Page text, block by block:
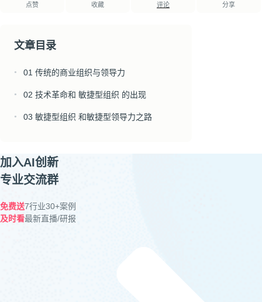
点赞 收藏 评论 分享
文章目录
● 01 传统的商业组织与领导力
● 02 技术革命和 敏捷型组织 的出现
● 03 敏捷型组织 和敏捷型领导力之路
加入AI创新
专业交流群
免费送7行业30+案例
及时看最新直播/研报